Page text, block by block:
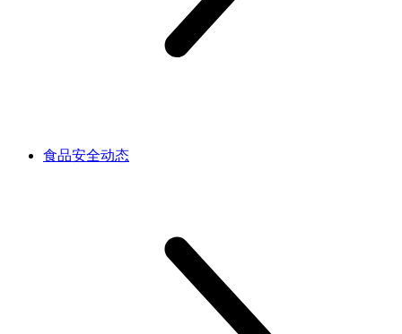
食品安全动态